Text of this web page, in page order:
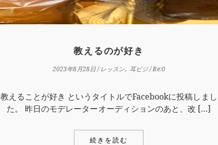
教えるのが好き
2023年8月28日/レッスン 耳ビジ/ Re:0
教えることが好き というタイトルでFacebookに投稿しまし
た。 昨日のモデレーターオーディションのあと、改 […]
続きを読む